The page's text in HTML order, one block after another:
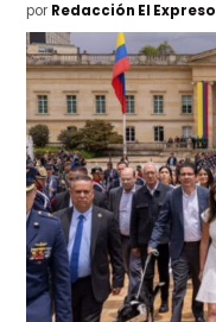
por Redacción El Expreso